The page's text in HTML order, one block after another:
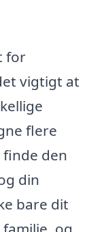
for
vigtigt at
flere
den
din
bare dit